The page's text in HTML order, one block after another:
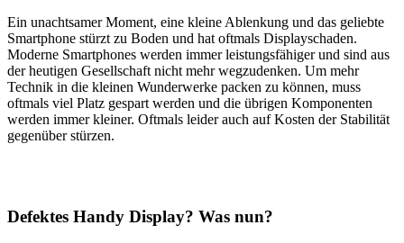
Ein unachtsamer Moment, eine kleine Ablenkung und das geliebte
Smartphone stürzt zu Boden und hat oftmals Displayschaden.
Moderne Smartphones werden immer leistungsfähiger und sind aus
der heutigen Gesellschaft nicht mehr wegzudenken. Um mehr
Technik in die kleinen Wunderwerke packen zu können, muss
oftmals viel Platz gespart werden und die übrigen Komponenten
werden immer kleiner. Oftmals leider auch auf Kosten der Stabilität
gegenüber stürzen.
Defektes Handy Display? Was nun?